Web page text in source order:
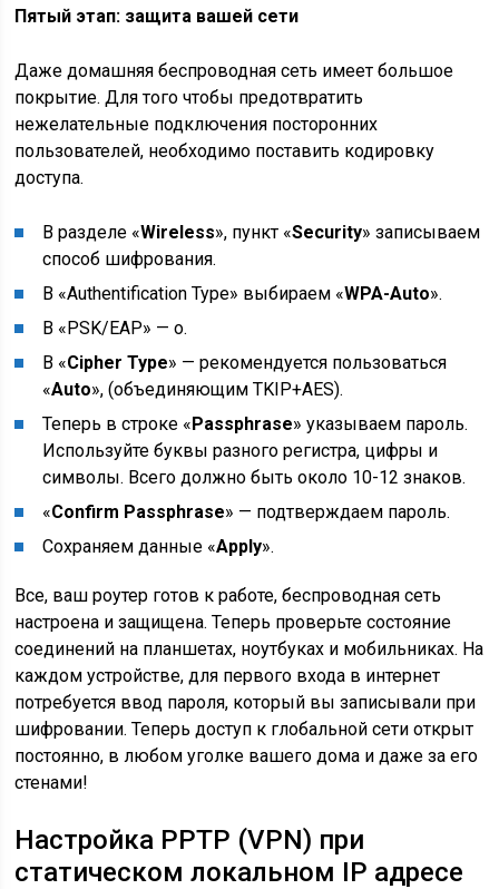
Пятый этап: защита вашей сети
Даже домашняя беспроводная сеть имеет большое
покрытие. Для того чтобы предотвратить
нежелательные подключения посторонних
пользователей, необходимо поставить кодировку
доступа.
В разделе «Wireless», пункт «Security» записываем
способ шифрования.
В «Authentification Type» выбираем «WPA-Auto».
В «PSK/EAP» — о.
В «Cipher Type» — рекомендуется пользоваться
«Auto», (объединяющим TKIP+AES).
Теперь в строке «Passphrase» указываем пароль.
Используйте буквы разного регистра, цифры и
символы. Всего должно быть около 10-12 знаков.
«Confirm Passphrase» — подтверждаем пароль.
Сохраняем данные «Apply».
Все, ваш роутер готов к работе, беспроводная сеть
настроена и защищена. Теперь проверьте состояние
соединений на планшетах, ноутбуках и мобильниках. На
каждом устройстве, для первого входа в интернет
потребуется ввод пароля, который вы записывали при
шифровании. Теперь доступ к глобальной сети открыт
постоянно, в любом уголке вашего дома и даже за его
стенами!
Настройка PPTP (VPN) при
статическом локальном IP адресе